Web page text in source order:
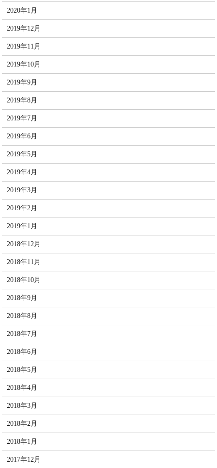
2020年1月
2019年12月
2019年11月
2019年10月
2019年9月
2019年8月
2019年7月
2019年6月
2019年5月
2019年4月
2019年3月
2019年2月
2019年1月
2018年12月
2018年11月
2018年10月
2018年9月
2018年8月
2018年7月
2018年6月
2018年5月
2018年4月
2018年3月
2018年2月
2018年1月
2017年12月